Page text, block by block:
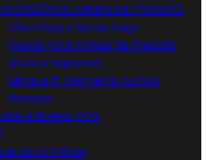
ACESSÓRIOS ARMAS DE PRESSÃO
Chumbos e Setas Caça
Peças Para Armas de Pressão
Alvos e Suportes
Miras e P. Vermelho Armas
Pressão
e Botijas CO2
para Armas